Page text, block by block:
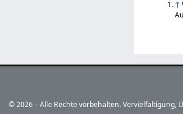
↑
© 2026 – Alle Rechte vorbehalten.